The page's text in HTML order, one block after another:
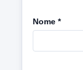
Nome *